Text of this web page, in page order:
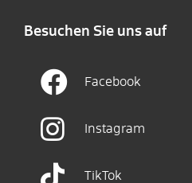
Besuchen Sie uns auf
Facebook
Instagram
TikTok